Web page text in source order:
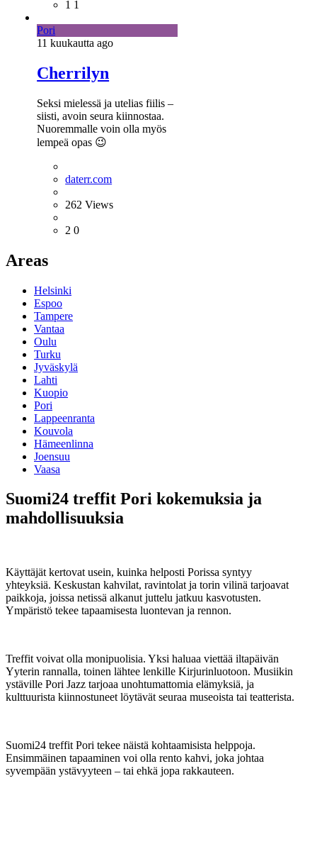
1 1
Pori
11 kuukauttaago
Cherrilyn
Seksi mielessä ja utelias fiilis –
siisti, avoin seura kiinnostaa.
Nuoremmalle voin olla myös
lempeä opas 😉
daterr.com
262Views
2 0
Areas
Helsinki
Espoo
Tampere
Vantaa
Oulu
Turku
Jyväskylä
Lahti
Kuopio
Pori
Lappeenranta
Kouvola
Hämeenlinna
Joensuu
Vaasa
Suomi24 treffit Pori kokemuksia ja
mahdollisuuksia
Käyttäjät kertovat usein, kuinka helposti Porissa syntyy
yhteyksiä. Keskustan kahvilat, ravintolat ja torin vilinä tarjoavat
paikkoja, joissa netissä alkanut juttelu jatkuu kasvotusten.
Ympäristö tekee tapaamisesta luontevan ja rennon.
Treffit voivat olla monipuolisia. Yksi haluaa viettää iltapäivän
Yyterin rannalla, toinen lähtee lenkille Kirjurinluotoon. Musiikin
ystäville Pori Jazz tarjoaa unohtumattomia elämyksiä, ja
kulttuurista kiinnostuneet löytävät seuraa museoista tai teatterista.
Suomi24 treffit Pori tekee näistä kohtaamisista helppoja.
Ensimmäinen tapaaminen voi olla rento kahvi, joka johtaa
syvempään ystävyyteen – tai ehkä jopa rakkauteen.